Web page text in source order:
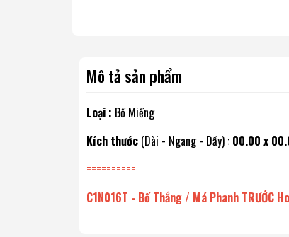
Mô tả sản phẩm
Loại : Bố Miếng
Kích thước (Dài - Ngang - Dầy) : 00.00 x
==========
C1N016T - Bố Thắng / Má Phanh TRƯỚC